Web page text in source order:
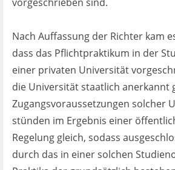
Nach Auffassung der Richter kam
dass das Pflichtpraktikum in der
einer privaten Universität
die Universität staatlich anerkannt
Zugangsvoraussetzungen solcher
stünden im Ergebnis einer
Regelung gleich, sodass
durch das in einer solchen